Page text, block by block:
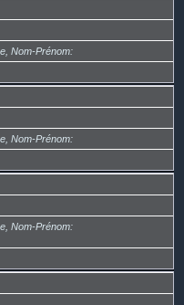
Nom-Prénom
Nom-Prénom
Nom-Prénom